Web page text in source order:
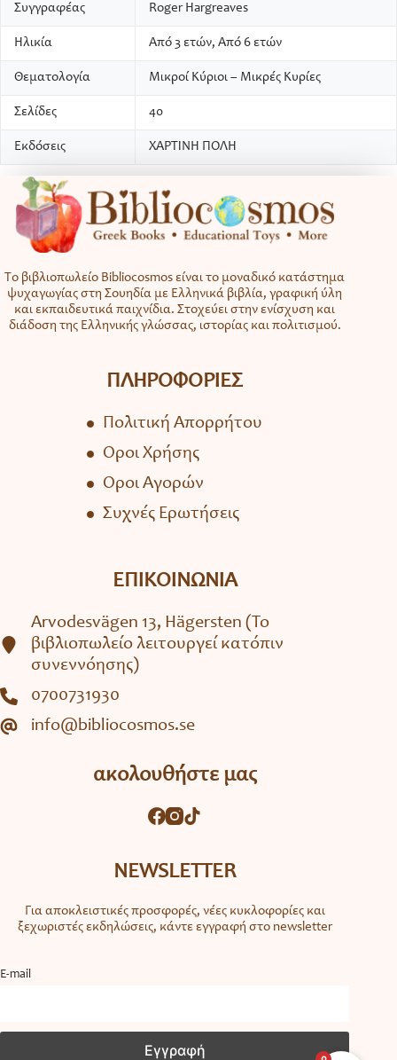
Συγγραφέας Roger Hargreaves
Ηλικία Από 3 ετών, Από 6 ετών
Θεματολογία Μικροί Κύριοι – Μικρές Κυρίες
Σελίδες 40
Εκδόσεις ΧΑΡΤΙΝΗ ΠΟΛΗ
Το βιβλιοπωλείο Bibliocosmos είναι το μοναδικό κατάστημα
ψυχαγωγίας στη Σουηδία με Ελληνικά βιβλία, γραφική ύλη
και εκπαιδευτικά παιχνίδια. Στοχεύει στην ενίσχυση και
διάδοση της Ελληνικής γλώσσας, ιστορίας και πολιτισμού.
ΠΛΗΡΟΦΟΡΙΕΣ
Πολιτική Απορρήτου
Όροι Χρήσης
Όροι Αγορών
Συχνές Ερωτήσεις
ΕΠΙΚΟΙΝΩΝΙΑ
Arvodesvägen 13, Hägersten (To
βιβλιοπωλείο λειτουργεί κατόπιν
συνεννόησης)
0700731930
info@bibliocosmos.se
ακολουθήστε μας
NEWSLETTER
Για αποκλειστικές προσφορές, νέες κυκλοφορίες και
ξεχωριστές εκδηλώσεις, κάντε εγγραφή στο newsletter
Ε-mail